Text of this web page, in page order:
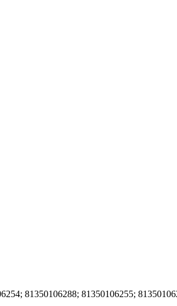
81350106288; 81350106255;